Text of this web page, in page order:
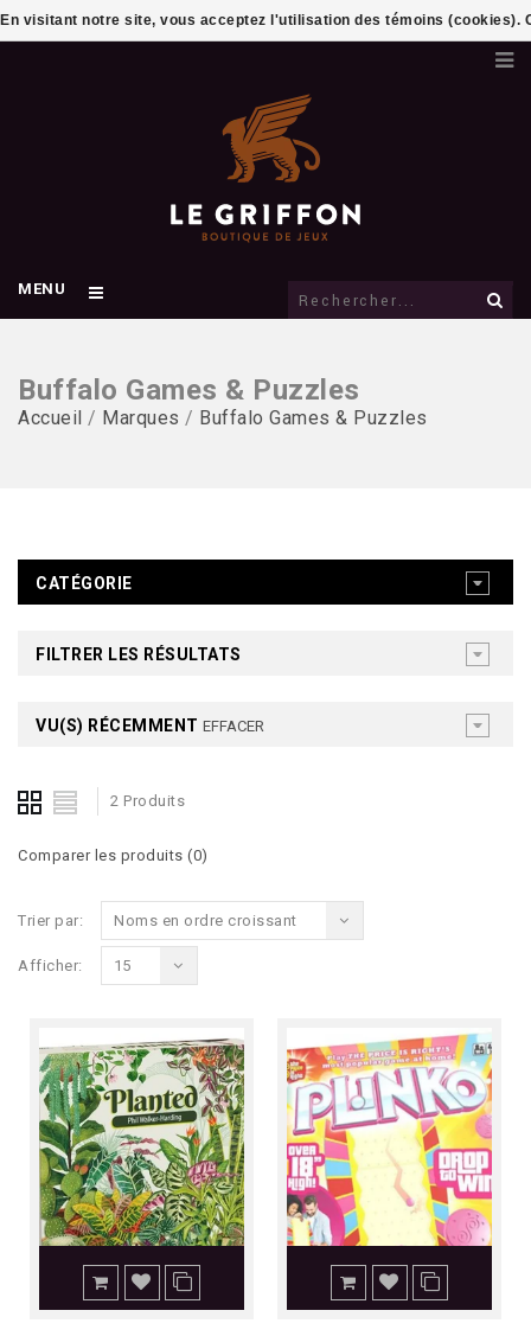
MENU
Buffalo Games & Puzzles
Accueil / Marques / Buffalo Games & Puzzles
CATÉGORIE
FILTRER LES RÉSULTATS
VU(S) RÉCEMMENT EFFACER
2 Produits
Comparer les produits (0)
Trier par: Noms en ordre croissant
Afficher: 15
En visitant notre site, vous acceptez l'utilisation des témoins